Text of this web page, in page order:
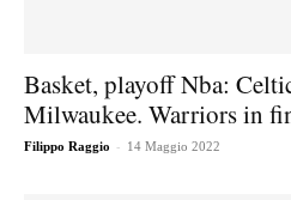
Basket, playoff Nba:
Milwaukee. Warriors in
Filippo Raggio - 14 Maggio 2022